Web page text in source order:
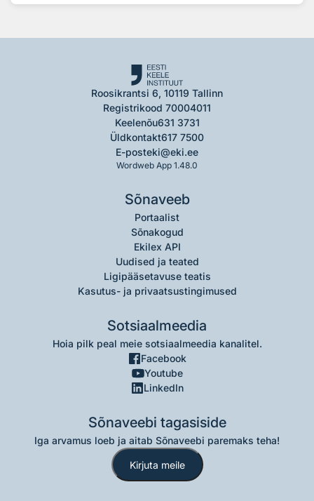
Roosikrantsi 6, 10119 Tallinn
Registrikood 70004011
Keelenõu631 3731
Üldkontakt617 7500
E-posteki@eki.ee
Wordweb App 1.48.0
Sõnaveeb
Portaalist
Sõnakogud
Ekilex API
Uudised ja teated
Ligipääsetavuse teatis
Kasutus- ja privaatsustingimused
Sotsiaalmeedia
Hoia pilk peal meie sotsiaalmeedia kanalitel.
Facebook
Youtube
LinkedIn
Sõnaveebi tagasiside
Iga arvamus loeb ja aitab Sõnaveebi paremaks teha!
Kirjuta meile